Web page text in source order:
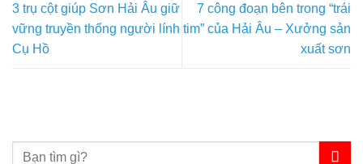
3 trụ cột giúp Sơn Hải Âu giữ
vững truyền thống người lính
Cụ Hồ
7 công đoạn bên trong “trái
tim” của Hải Âu – Xưởng sản
xuất sơn